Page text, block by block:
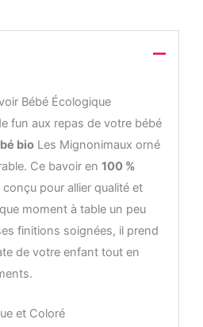
Bébé Écologique
fun aux repas de votre bébé
bioLes Mignonimaux orné
Ce bavoir en 100 %
conçu pour allier qualité et
moment à table un peu
finitions soignées, il prend
de votre enfant tout en
et Coloré